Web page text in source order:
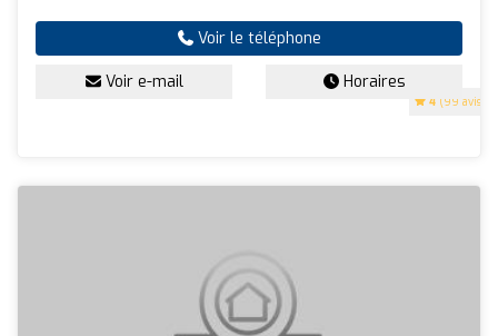
4 (99 avis)
Voir le téléphone
Voir e-mail Horaires